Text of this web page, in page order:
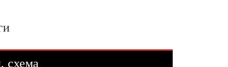
схема